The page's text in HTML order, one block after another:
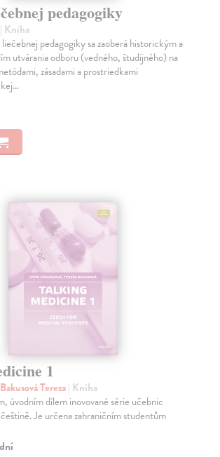
pedagogiky
| Kniha
pedagogiky sa zaoberá historickým a
utvárania odboru (vedného, študijného) na
zásadami a prostriedkami
1
Tereza| Kniha
úvodním dílem inovované série učebnic
Je určena zahraničním studentům